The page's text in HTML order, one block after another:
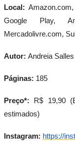
Local:
Google Play,
Mercadolivre.com,
Autor: Andreia Salles
Páginas: 185
Preço*: R$ 19,90
estimados)
Instagram: https://